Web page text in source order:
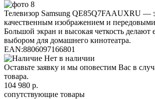
Телевизор Samsung QE85Q7FAAUXRU —
качественным изображением и
Большой экран и высокая четкость делают
выбором для домашнего кинотеатра.
EAN:8806097166801
Нет в наличии
Оставьте заявку и мы оповестим Вас в
товара.
104 980 р.
сопутствующие товары